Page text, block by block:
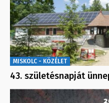
MISKOLC - KÖZÉLET
43. születésnapját